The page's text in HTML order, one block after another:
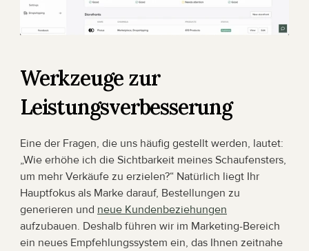
Werkzeuge zur
Leistungsverbesserung
Eine der Fragen, die uns häufig gestellt werden, lautet:
„Wie erhöhe ich die Sichtbarkeit meines Schaufensters,
um mehr Verkäufe zu erzielen?“ Natürlich liegt Ihr
Hauptfokus als Marke darauf, Bestellungen zu
generieren und neue Kundenbeziehungen
aufzubauen. Deshalb führen wir im Marketing-Bereich
ein neues Empfehlungssystem ein, das Ihnen zeitnahe